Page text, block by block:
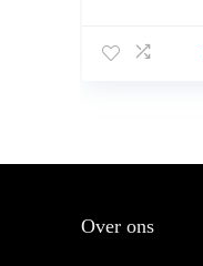
e
Over ons